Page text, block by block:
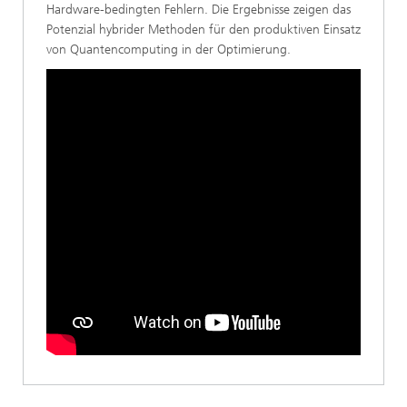
Hardware-bedingten Fehlern. Die Ergebnisse zeigen das
Potenzial hybrider Methoden für den produktiven Einsatz
von Quantencomputing in der Optimierung.